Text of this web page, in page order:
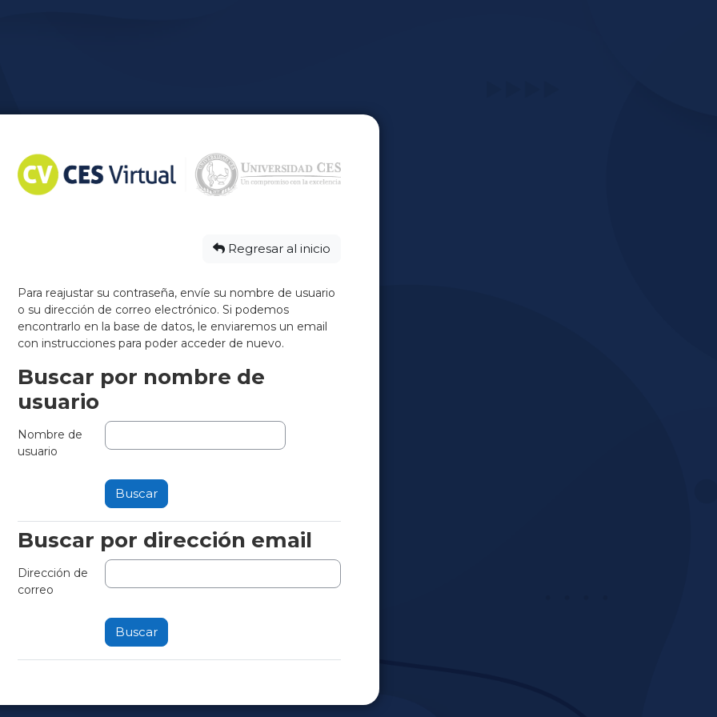
Entrar a Centro de Educación Virtual CES
Regresar al inicio
Para reajustar su contraseña, envíe su nombre de usuario
o su dirección de correo electrónico. Si podemos
encontrarlo en la base de datos, le enviaremos un email
con instrucciones para poder acceder de nuevo.
Buscar por nombre de usuario
Buscar por nombre de
usuario
Nombre de
usuario
Buscar por dirección email
Buscar por dirección email
Dirección de
correo